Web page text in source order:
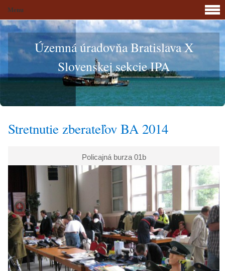
Územná úradovňa Bratislava X
Slovenskej sekcie IPA
Stretnutie zberateľov BA 2014
Policajná burza 01b
Menu